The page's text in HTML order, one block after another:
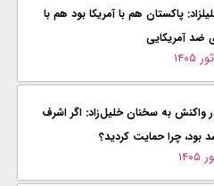
پاکستان هم با آمریکا بود هم با
ضد آمریکایی
واکنش به سخنان خلیل‌زاد: اگر اشرف
بود، چرا حمایت کردید؟